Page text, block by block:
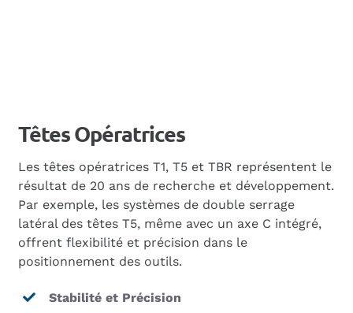
Têtes Opératrices
Les têtes opératrices T1, T5 et TBR représentent le
résultat de 20 ans de recherche et développement.
Par exemple, les systèmes de double serrage
latéral des têtes T5, même avec un axe C intégré,
offrent flexibilité et précision dans le
positionnement des outils.
Stabilité et Précision